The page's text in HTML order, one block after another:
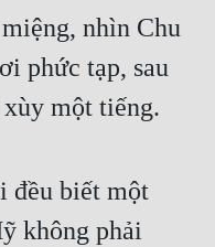
nhìn Chu
phức tạp, sau
một tiếng.
đều biết một
không phải